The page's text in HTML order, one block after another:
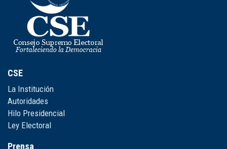
CSE
La Institución
Autoridades
Hilo Presidencial
Ley Electoral
Prensa